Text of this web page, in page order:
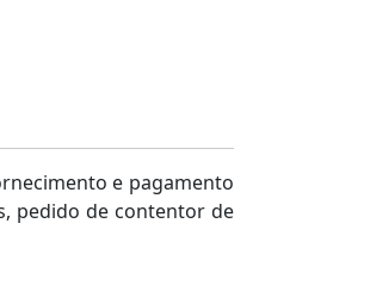
e pagamento
pedido de contentor de